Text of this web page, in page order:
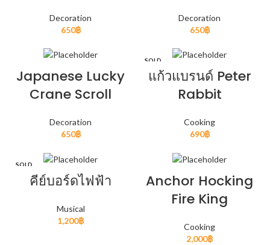
Decoration
650฿
Decoration
650฿
Japanese Lucky
Crane Scroll
Decoration
650฿
SOLD
แก้วแบรนด์ Peter
Rabbit
Cooking
690฿
SOLD
คีย์บอร์ดไฟฟ้า
Musical
1,200฿
Anchor Hocking
Fire King
Cooking
2,000฿